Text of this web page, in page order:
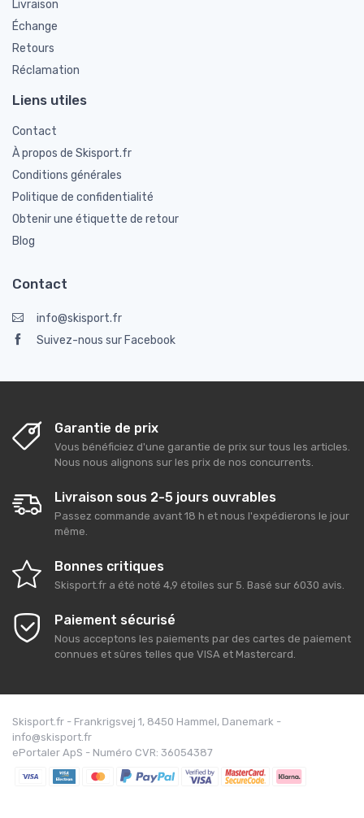
Livraison
Échange
Retours
Réclamation
Liens utiles
Contact
À propos de Skisport.fr
Conditions générales
Politique de confidentialité
Obtenir une étiquette de retour
Blog
Contact
info@skisport.fr
Suivez-nous sur Facebook
Garantie de prix
Vous bénéficiez d'une garantie de prix sur tous les articles.
Nous nous alignons sur les prix de nos concurrents.
Livraison sous 2-5 jours ouvrables
Passez commande avant 18 h et nous l'expédierons le jour
même.
Bonnes critiques
Skisport.fr a été noté 4,9 étoiles sur 5. Basé sur 6030 avis.
Paiement sécurisé
Nous acceptons les paiements par des cartes de paiement
connues et sûres telles que VISA et Mastercard.
Skisport.fr - Frankrigsvej 1, 8450 Hammel, Danemark -
info@skisport.fr
ePortaler ApS - Numéro CVR: 36054387